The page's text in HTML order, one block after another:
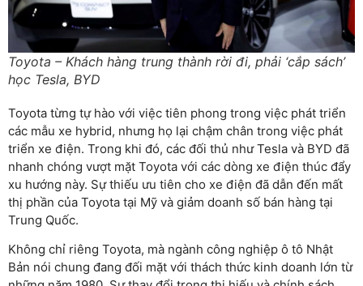
Toyota – Khách hàng trung thành rời đi, phải ‘cắp sách’
học Tesla, BYD
Toyota từng tự hào với việc tiên phong trong việc phát triển
các mẫu xe hybrid, nhưng họ lại chậm chân trong việc phát
triển xe điện. Trong khi đó, các đối thủ như Tesla và BYD đã
nhanh chóng vượt mặt Toyota với các dòng xe điện thúc đẩy
xu hướng này. Sự thiếu ưu tiên cho xe điện đã dẫn đến mất
thị phần của Toyota tại Mỹ và giảm doanh số bán hàng tại
Trung Quốc.
Không chỉ riêng Toyota, mà ngành công nghiệp ô tô Nhật
Bản nói chung đang đối mặt với thách thức kinh doanh lớn từ